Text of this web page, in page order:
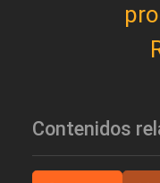
Contenidos